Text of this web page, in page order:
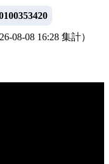
08-08 16:28 集計）